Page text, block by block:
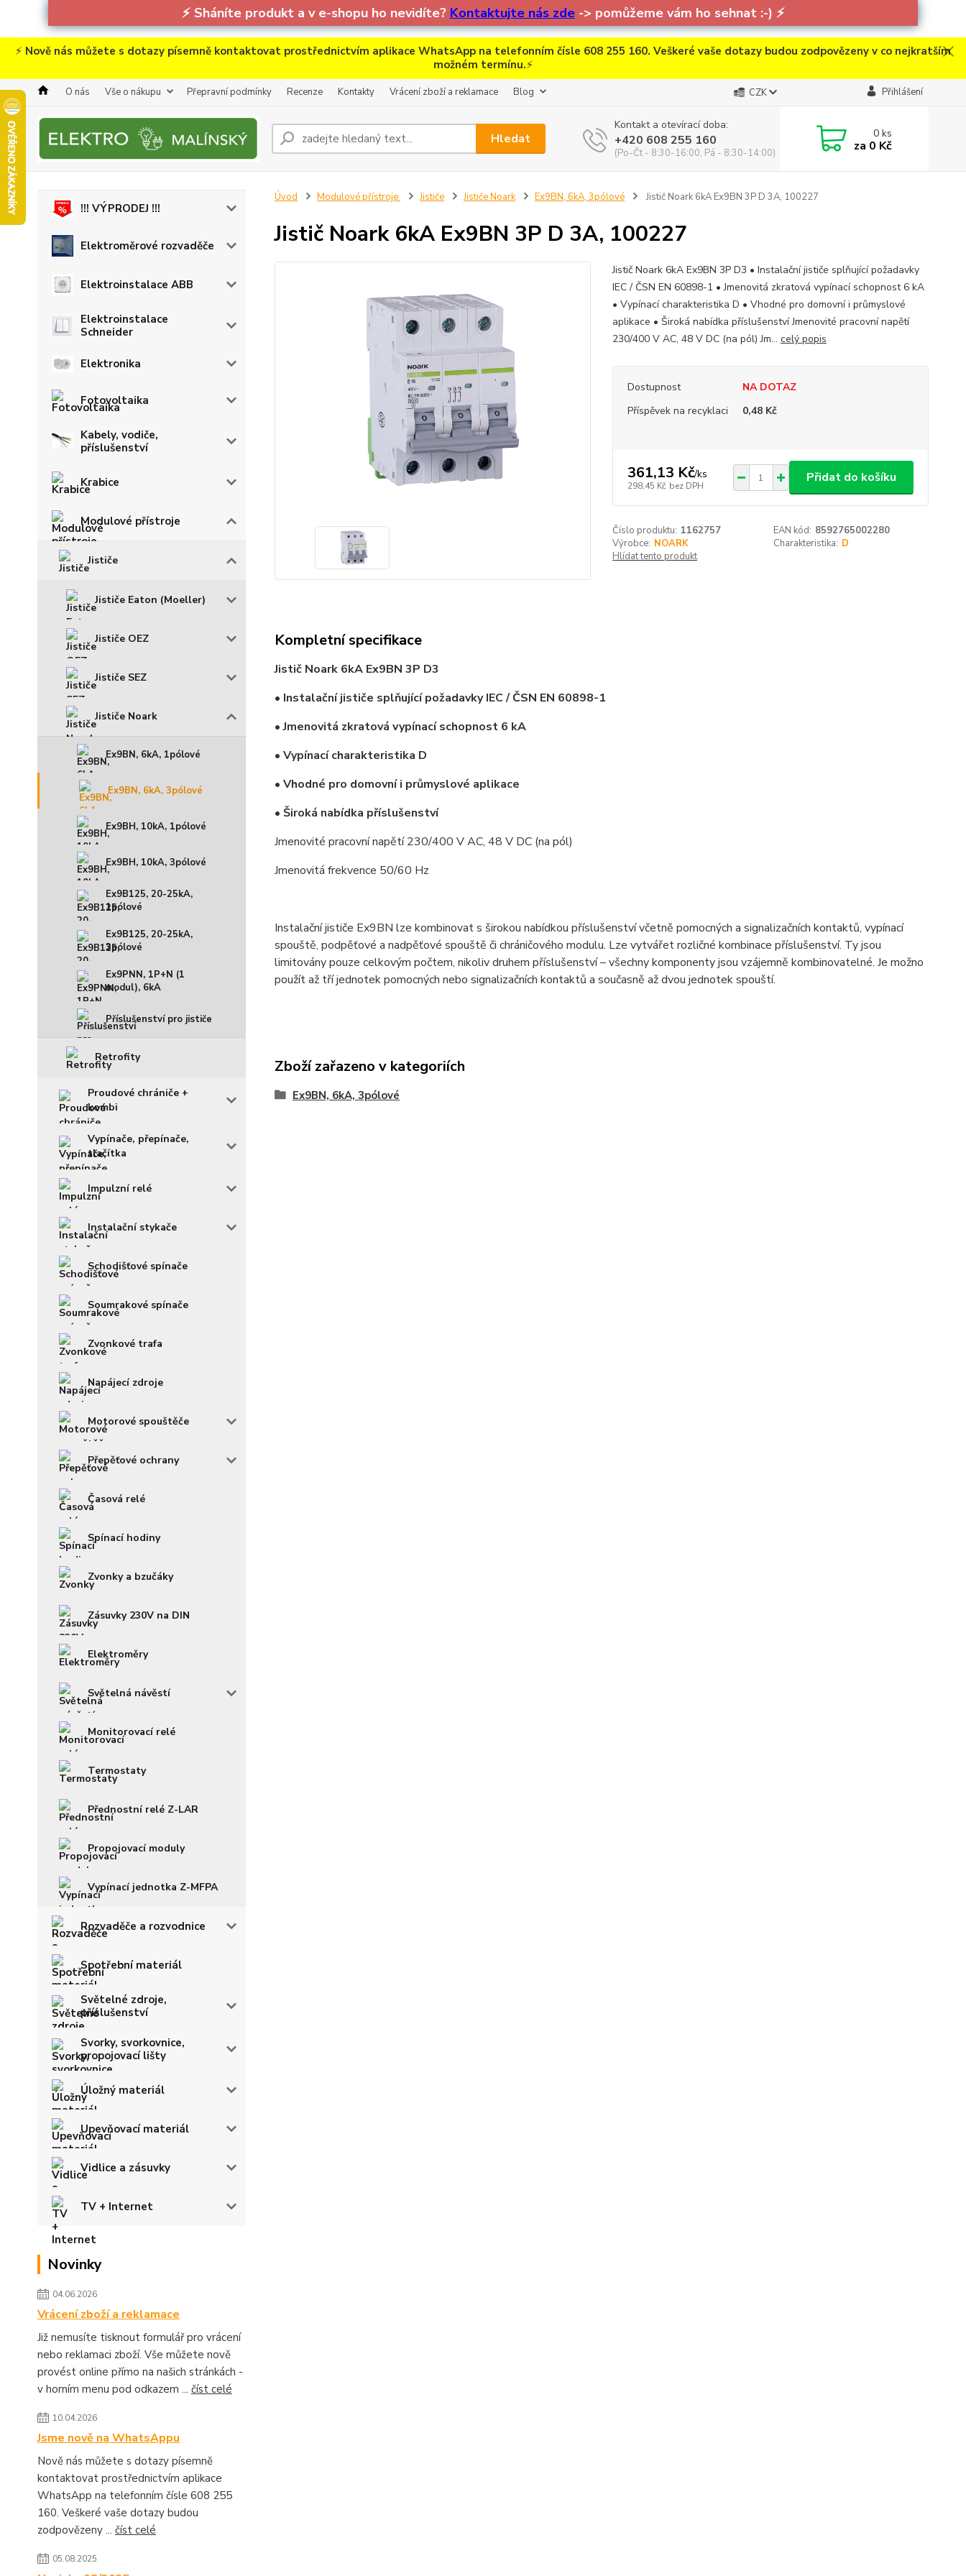
⚡ Sháníte produkt a v e-shopu ho nevidíte? Kontaktujte nás zde-> pomůžeme vám ho sehnat :-) ⚡
⚡ Nově nás můžete s dotazy písemně kontaktovat prostřednictvím aplikace WhatsApp na telefonním čísle 608 255 160. Veškeré vaše dotazy budou zodpovězeny v co nejkratším
možném termínu.⚡
O nás Vše o nákupu Přepravní podmínky Recenze Kontakty Vrácení zboží a reklamace Blog CZK Přihlášení
Hledat
Kontakt a otevírací doba:
+420 608 255 160
(Po-Čt - 8:30-16:00, Pá - 8:30-14:00)
0ks
za 0 Kč
!!! VÝPRODEJ !!!
Elektroměrové rozvaděče
Elektroinstalace ABB
Elektroinstalace
Schneider
Elektronika
Fotovoltaika
Kabely, vodiče,
příslušenství
Krabice
Modulové přístroje
Jističe
Jističe Eaton (Moeller)
Jističe OEZ
Jističe SEZ
Jističe Noark
Ex9BN, 6kA, 1pólové
Ex9BN, 6kA, 3pólové
Ex9BH, 10kA, 1pólové
Ex9BH, 10kA, 3pólové
Ex9B125, 20-25kA,
1pólové
Ex9B125, 20-25kA,
3pólové
Ex9PNN, 1P+N (1
modul), 6kA
Příslušenství pro jističe
Retrofity
Proudové chrániče +
kombi
Vypínače, přepínače,
tlačítka
Impulzní relé
Instalační stykače
Schodišťové spínače
Soumrakové spínače
Zvonkové trafa
Napájecí zdroje
Motorové spouštěče
Přepěťové ochrany
Časová relé
Spínací hodiny
Zvonky a bzučáky
Zásuvky 230V na DIN
Elektroměry
Světelná návěstí
Monitorovací relé
Termostaty
Přednostní relé Z-LAR
Propojovací moduly
Vypínací jednotka Z-MFPA
Rozvaděče a rozvodnice
Spotřební materiál
Světelné zdroje,
příslušenství
Svorky, svorkovnice,
propojovací lišty
Úložný materiál
Upevňovací materiál
Vidlice a zásuvky
TV + Internet
Novinky
04.06.2026
Vrácení zboží a reklamace
Již nemusíte tisknout formulář pro vrácení
nebo reklamaci zboží. Vše můžete nově
provést online přímo na našich stránkách -
v horním menu pod odkazem ... číst celé
10.04.2026
Jsme nově na WhatsAppu
Nově nás můžete s dotazy písemně
kontaktovat prostřednictvím aplikace
WhatsApp na telefonním čísle 608 255
160. Veškeré vaše dotazy budou
zodpovězeny ... číst celé
05.08.2025
Úvod Modulové přístroje Jističe Jističe Noark Ex9BN, 6kA, 3pólové Jistič Noark 6kA Ex9BN 3P D 3A, 100227
Jistič Noark 6kA Ex9BN 3P D 3A, 100227
Jistič Noark 6kA Ex9BN 3P D3 • Instalační jističe splňující požadavky
IEC / ČSN EN 60898-1 • Jmenovitá zkratová vypínací schopnost 6 kA
• Vypínací charakteristika D • Vhodné pro domovní i průmyslové
aplikace • Široká nabídka příslušenství Jmenovité pracovní napětí
230/400 V AC, 48 V DC (na pól) Jm... celý popis
Dostupnost
NA DOTAZ
Příspěvek na recyklaci
0,48 Kč
361,13 Kč/ks
298,45 Kč bez DPH
Přidat do košíku
Číslo produktu: 1162757 EAN kód: 8592765002280
Výrobce: NOARK Charakteristika: D
Hlídat tento produkt
Kompletní specifikace
Jistič Noark 6kA Ex9BN 3P D3
• Instalační jističe splňující požadavky IEC / ČSN EN 60898-1
• Jmenovitá zkratová vypínací schopnost 6 kA
• Vypínací charakteristika D
• Vhodné pro domovní i průmyslové aplikace
• Široká nabídka příslušenství
Jmenovité pracovní napětí 230/400 V AC, 48 V DC (na pól)
Jmenovitá frekvence 50/60 Hz
Instalační jističe Ex9BN lze kombinovat s širokou nabídkou příslušenství včetně pomocných a signalizačních kontaktů, vypínací
spouště, podpěťové a nadpěťové spouště či chráničového modulu. Lze vytvářet rozličné kombinace příslušenství. Ty jsou
limitovány pouze celkovým počtem, nikoliv druhem příslušenství – všechny komponenty jsou vzájemně kombinovatelné. Je možno
použít až tří jednotek pomocných nebo signalizačních kontaktů a současně až dvou jednotek spouští.
Zboží zařazeno v kategoriích
Ex9BN, 6kA, 3pólové